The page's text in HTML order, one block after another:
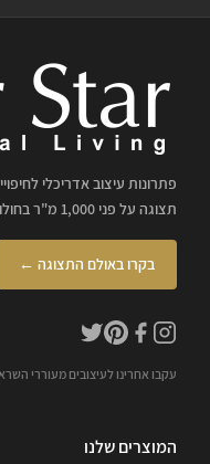
פתרונות עיצוב אדריכלי
תצוגה על פני 1,000 מ"ר בחולון, עם ליווי מקצועי של מעצבי פנים.
בקרו באולם התצוגה ←
עקבו אחרינו לעיצובים מעוררי
המוצרים שלנו